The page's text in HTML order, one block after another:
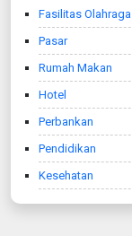
Fasilitas Olahraga
Pasar
Rumah Makan
Hotel
Perbankan
Pendidikan
Kesehatan